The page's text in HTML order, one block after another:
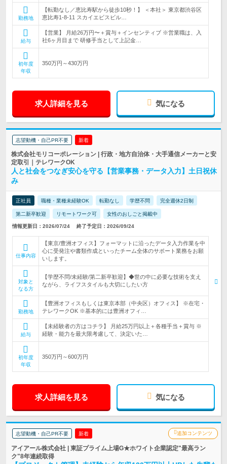
勤務地
【転勤なし／恵比寿駅から徒歩10秒！】 ＜本社＞ 東京都渋谷区
恵比寿1-8-11 スカイエビスビル…
給与
【営業】 月給26万円〜＋賞与＋インセンティブ ※営業職は、入
社6ヶ月目まで 研修手当として上記金…
初年度
年収
350万円～430万円
求人詳細を見る 気になる
志望動機・自己PR不要 新着
株式会社モリコーポレーション | 行政・地方自治体・大手通信メーカーと安
定取引｜テレワークOK
人と社会をつなぎ安心を守る【営業事務・データ入力】土日祝休
み
正社員 職種・業種未経験OK 転勤なし 学歴不問 完全週休2日制
第二新卒歓迎 リモートワーク可 女性のおしごと掲載中
情報更新日：2026/07/24 終了予定日：2026/09/24
仕事内容
【東京/豊洲オフィス】フォーマットに沿ったデータ入力作業を中
心に受発注や書類作成といったチーム全体のサポート業務をお願
いします。
対象と
なる方
【学歴不問/未経験/第二新卒歓迎】◆世の中に必要な技術を支え
ながら、ライフスタイルも大切にしたい方
勤務地
【豊洲オフィスもしくは東京本部（中央区）オフィス】 ※在宅・
テレワークOK ※基本的には豊洲オフィ…
給与
【未経験者の方はコチラ】 月給25万円以上＋各種手当＋賞与 ※
経験・能力を最大限考慮して、決定いた…
初年度
年収
350万円～600万円
求人詳細を見る 気になる
志望動機・自己PR不要 新着 追加コンテンツ
アイアール株式会社 | 東証プライム上場G★ホワイト企業認定"最高ラン
ク"8年連続取得